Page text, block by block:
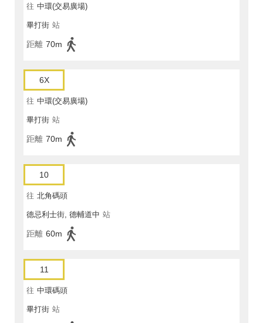
往 中環(交易廣場)
畢打街 站
距離 70m
6X
往 中環(交易廣場)
畢打街 站
距離 70m
10
往 北角碼頭
德忌利士街, 德輔道中 站
距離 60m
11
往 中環碼頭
畢打街 站